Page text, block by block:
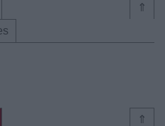
⇑
⇑